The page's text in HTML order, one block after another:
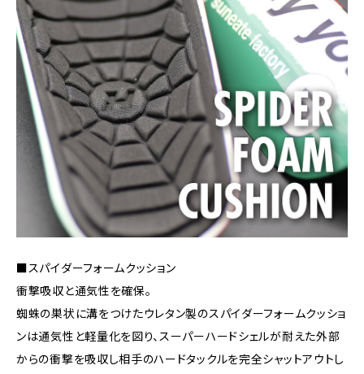
■スパイダーフォームクッション
衝撃吸収と通気性を確保。
蜘蛛の巣状に溝をつけたウレタン製のスパイダーフォームクッショ
ンは通気性と軽量化を図り、スーパーハードシェルが耐えた外部
からの衝撃を吸収し相手のハードタックルを完全シャットアウトし